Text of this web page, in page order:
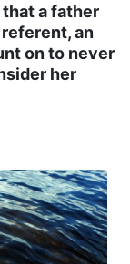
a father
an
on to never
her